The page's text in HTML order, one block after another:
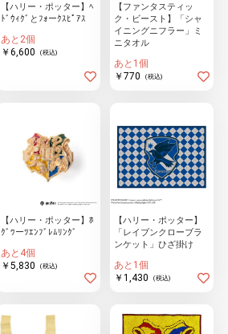
【ハリー・ポッター】ﾍ
ﾄﾞｳｨｸﾞとﾌｫーｸｽﾋﾟｱｽ
あと2個
￥6,600
(税込)
【ファンタスティッ
ク・ビースト】「シャ
イニングニフラー」ミ
ニタオル
あと1個
￥770
(税込)
【ハリー・ポッター】ﾎ
ｸﾞﾜーﾂｴﾝﾌﾞﾚﾑﾘﾝｸﾞ
あと4個
￥5,830
(税込)
【ハリー・ポッター】
「レイブンクローブラ
ンケット」ひざ掛け
あと1個
￥1,430
(税込)